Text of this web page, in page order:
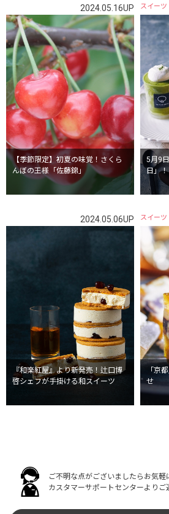
【季節限定】初夏の味覚！さくら
んぼの王様「佐藤錦」
2024.05.16UP
5月9
日」！
スイーツ
『和楽紅屋』より新発売！辻口博
啓シェフが手掛ける和スイーツ
2024.05.06UP
「京
せ
スイーツ
ご不明な点がございましたらお気軽
カスタマーサポートセンターよりご